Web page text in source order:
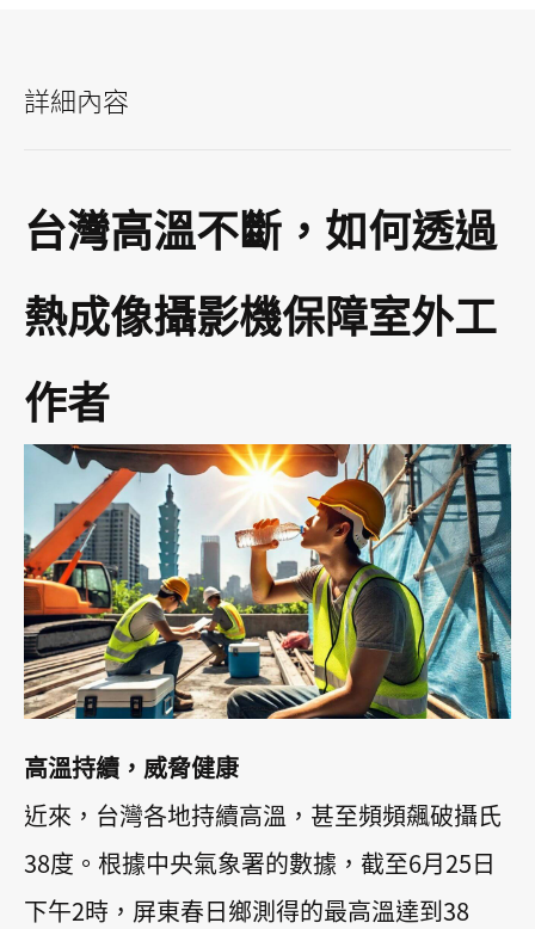
詳細內容
台灣高溫不斷，如何透過
熱成像攝影機保障室外工
作者
高溫持續，威脅健康
近來，台灣各地持續高溫，甚至頻頻飆破攝氏
38度。根據中央氣象署的數據，截至6月25日
下午2時，屏東春日鄉測得的最高溫達到38